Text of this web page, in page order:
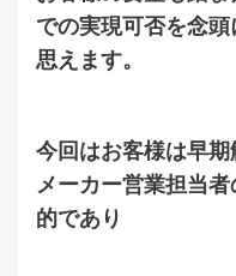
での実現可否を念
思えます。
今回はお客様は早期
メーカー営業担当
的であり